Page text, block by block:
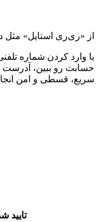
از «ری‌ری استایل» مثل
با وارد کردن شماره
حسابت رو ببین، آدرست
سریع، قسطی و امن
تایید